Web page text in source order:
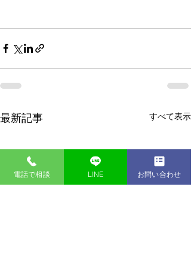
最新記事 すべて表示
電話で相談 LINE お問い合わせ